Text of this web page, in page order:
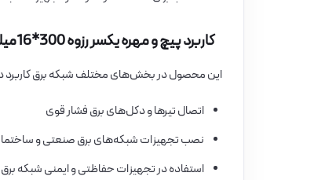
کاربرد پیچ و مهره یکسر رزوه 300*16میلیمتر شیلگان (P)
این محصول در بخش‌های مختلف شبکه برق کاربرد
اتصال تیرها و دکل‌های برق فشار قوی
نصب تجهیزات شبکه‌های برق صنعتی و
استفاده در تجهیزات حفاظتی و ایمنی شبکه برق